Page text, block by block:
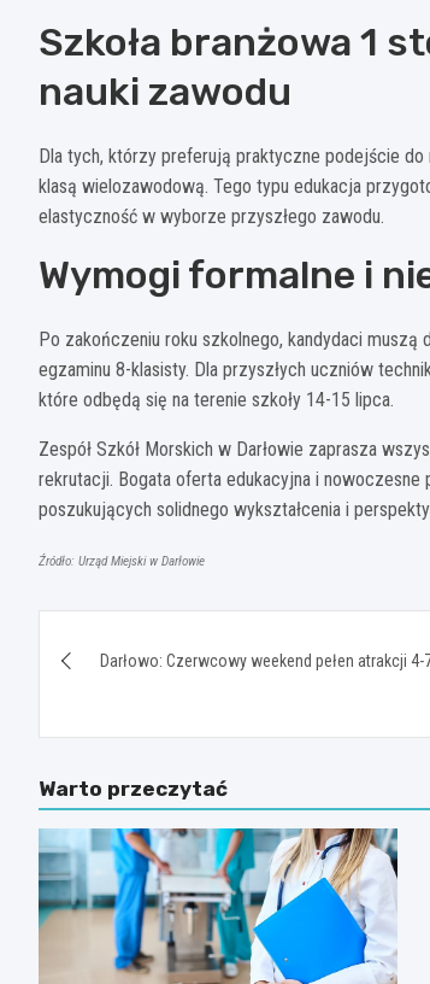
Szkoła branżowa 1
nauki zawodu
Dla tych, którzy preferują praktyczne podejście
klasą wielozawodową. Tego typu edukacja
elastyczność w wyborze przyszłego zawodu.
Wymogi formalne i
Po zakończeniu roku szkolnego, kandydaci
egzaminu 8-klasisty. Dla przyszłych uczniów
które odbędą się na terenie szkoły 14-15 lipca.
Zespół Szkół Morskich w Darłowie zaprasza
rekrutacji. Bogata oferta edukacyjna i
poszukujących solidnego wykształcenia i
Źródło: Urząd Miejski w Darłowie
wpisuDarłowo: Czerwcowy weekend pełen atrakcji
Warto przeczytać